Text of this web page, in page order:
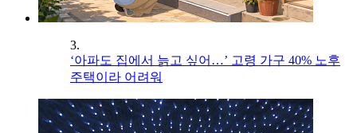
3.
‘아파도 집에서 늙고 싶어…’ 고령 가구 40% 노후
주택이라 어려워